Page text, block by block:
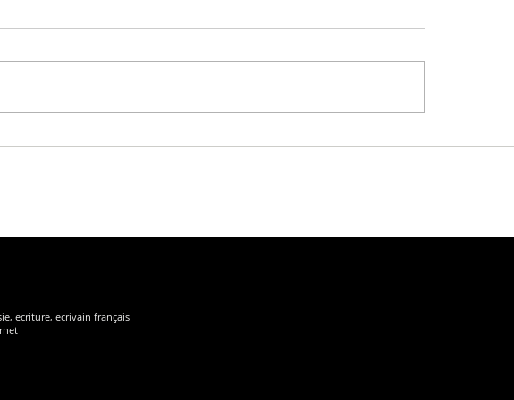
Etre en apesanteur. Ne plus avoir,
ecriture, ecrivain français